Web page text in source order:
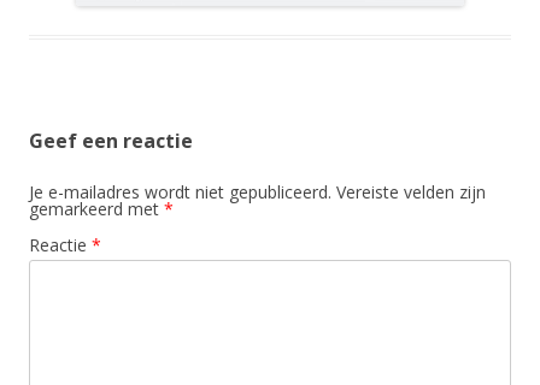
Geef een reactie
Je e-mailadres wordt niet gepubliceerd. Vereiste velden zijn
gemarkeerd met *
Reactie *